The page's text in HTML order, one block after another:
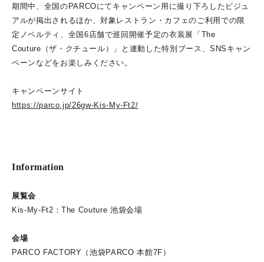
期間中、全国のPARCOにてキャンペーン用に撮り下ろしたビジュ
アルが掲出されるほか、対象レストラン・カフェのご利用での限
定ノベルティ、全国6店舗で巡回開催予定の衣装展「The
Couture（ザ・クチュール）」と連動した特別ブース、SNSキャン
ペーンなどをお楽しみください。
キャンペーンサイト
https://parco.jp/26gw-Kis-My-Ft2/
Information
展覧会
Kis-My-Ft2：The Couture 池袋会場
会場
PARCO FACTORY（池袋PARCO 本館7F）